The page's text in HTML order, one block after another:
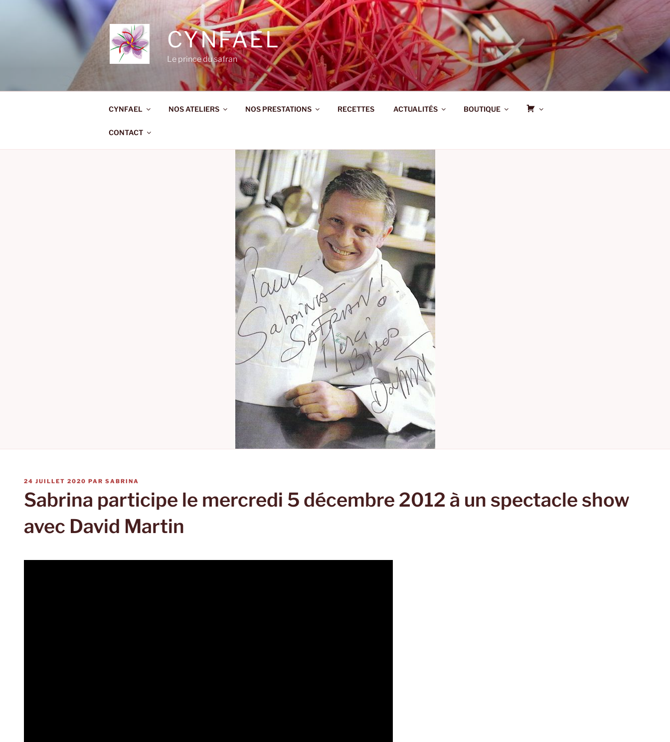
CYNFAEL
Le prince du safran
CYNFAEL NOS ATELIERS NOS PRESTATIONS RECETTES ACTUALITÉS BOUTIQUE
P
E
CONTACT
PUBLIÉ
24 JUILLET 2020 PAR SABRINA
Sabrina participe le mercredi 5 décembre 2012 à un spectacle show
avec David Martin